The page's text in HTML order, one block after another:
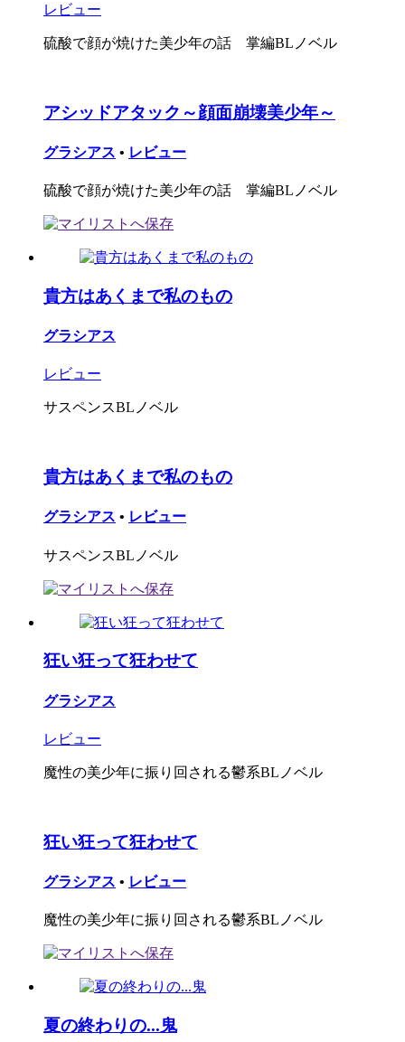
レビュー
硫酸で顔が焼けた美少年の話 掌編BLノベル
アシッドアタック～顔面崩壊美少年～
グラシアス • レビュー
硫酸で顔が焼けた美少年の話 掌編BLノベル
貴方はあくまで私のもの
グラシアス
レビュー
サスペンスBLノベル
貴方はあくまで私のもの
グラシアス • レビュー
サスペンスBLノベル
狂い狂って狂わせて
グラシアス
レビュー
魔性の美少年に振り回される鬱系BLノベル
狂い狂って狂わせて
グラシアス • レビュー
魔性の美少年に振り回される鬱系BLノベル
夏の終わりの...鬼